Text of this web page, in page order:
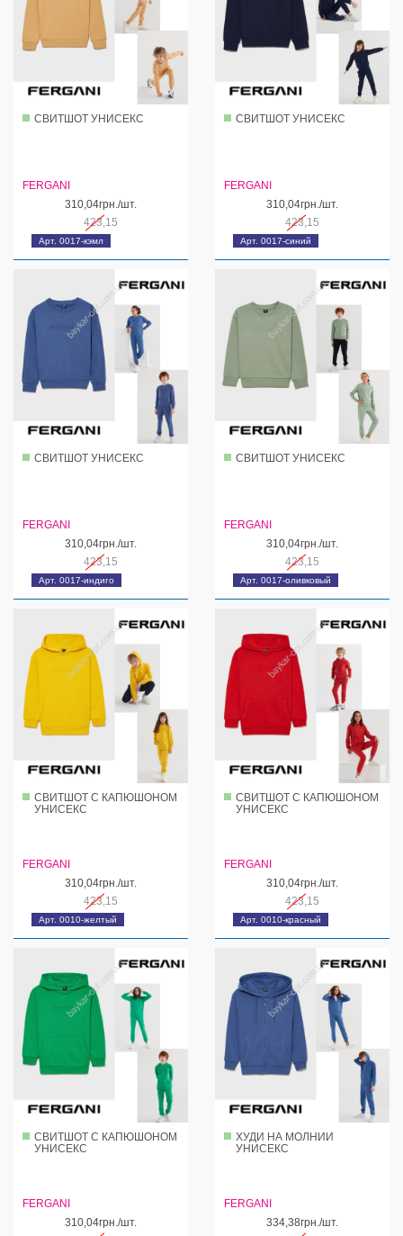
Арт. 0017-кэмл
СВИТШОТ УНИСЕКС
FERGANI
310,04грн./шт.
423,15
Арт. 0017-синий
СВИТШОТ УНИСЕКС
FERGANI
310,04грн./шт.
423,15
Арт. 0017-индиго
СВИТШОТ УНИСЕКС
FERGANI
310,04грн./шт.
423,15
Арт. 0017-оливковый
СВИТШОТ УНИСЕКС
FERGANI
310,04грн./шт.
423,15
Арт. 0010-желтый
СВИТШОТ С КАПЮШОНОМ
УНИСЕКС
FERGANI
310,04грн./шт.
423,15
Арт. 0010-красный
СВИТШОТ С КАПЮШОНОМ
УНИСЕКС
FERGANI
310,04грн./шт.
423,15
СВИТШОТ С КАПЮШОНОМ
УНИСЕКС
FERGANI
310,04грн./шт.
ХУДИ НА МОЛНИИ
УНИСЕКС
FERGANI
334,38грн./шт.